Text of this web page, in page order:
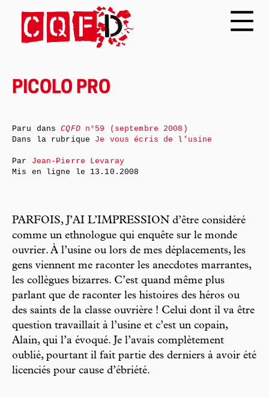
PICOLO PRO
PARFOIS, J’AI L’IMPRESSION d’être considéré
comme un ethnologue qui enquête sur le monde
ouvrier. À l’usine ou lors de mes déplacements, les
gens viennent me raconter les anecdotes marrantes,
les collègues bizarres. C’est quand même plus
parlant que de raconter les histoires des héros ou
des saints de la classe ouvrière ! Celui dont il va être
question travaillait à l’usine et c’est un copain,
Alain, qui l’a évoqué. Je l’avais complètement
oublié, pourtant il fait partie des derniers à avoir été
licenciés pour cause d’ébriété.
Paru dansCQFDn°59 (septembre 2008)
Dans la rubrique Je vous écris de l’usine
Par Jean-Pierre Levaray
Mis en ligne le 13.10.2008